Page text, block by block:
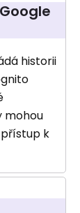
historii
mohou
k